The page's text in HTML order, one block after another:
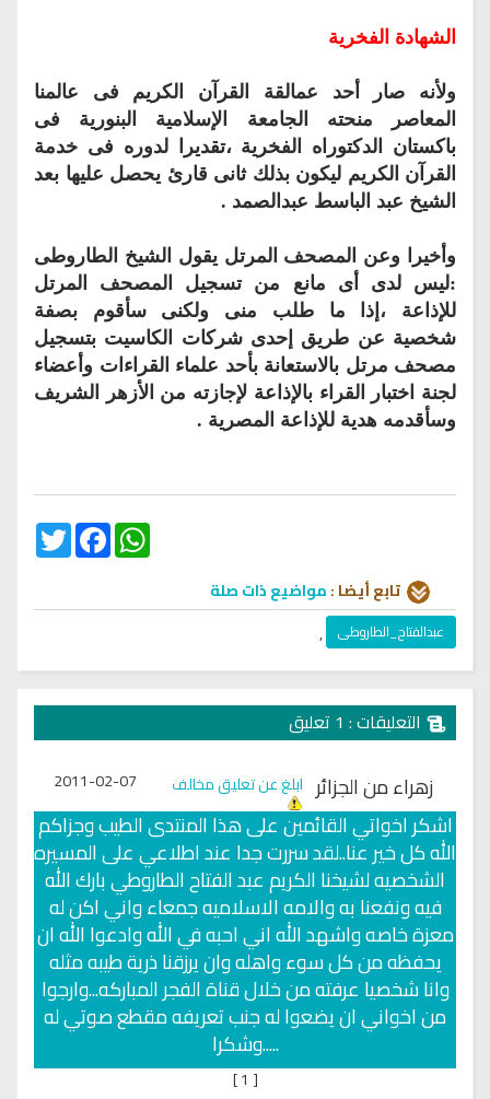
الشهادة الفخرية
ولأنه صار أحد عمالقة القرآن الكريم فى عالمنا
المعاصر منحته الجامعة الإسلامية البنورية فى
باكستان الدكتوراه الفخرية ،تقديرا لدوره فى خدمة
القرآن الكريم ليكون بذلك ثانى قارئ يحصل عليها بعد
الشيخ عبد الباسط عبدالصمد .
وأخيرا وعن المصحف المرتل يقول الشيخ الطاروطى
:ليس لدى أى مانع من تسجيل المصحف المرتل
للإذاعة ،إذا ما طلب منى ولكنى سأقوم بصفة
شخصية عن طريق إحدى شركات الكاسيت بتسجيل
مصحف مرتل بالاستعانة بأحد علماء القراءات وأعضاء
لجنة اختبار القراء بالإذاعة لإجازته من الأزهر الشريف
وسأقدمه هدية للإذاعة المصرية .
Twitter
FacebookWhatsApp
تابع أيضا :مواضيع ذات صلة
عبدالفتاح_الطاروطى ,
التعليقات : 1 تعليق
زهراء من الجزائر ابلغ عن تعليق مخالف 2011-02-07
اشكر اخواتي القائمين على هذا المنتدى الطيب وجزاكم
الله كل خير عنا..لقد سررت جدا عند اطلاعي على المسيره
الشخصيه لشيخنا الكريم عبد الفتاح الطاروطي بارك الله
فيه ونفعنا به والامه الاسلاميه جمعاء واني اكن له
معزة خاصه واشهد الله اني احبه في الله وادعوا الله ان
يحفظه من كل سوء واهله وان يرزقنا ذرية طيبه مثله
وانا شخصيا عرفته من خلال قناة الفجر المباركه...وارجوا
من اخواني ان يضعوا له جنب تعريفه مقطع صوتي له
.....وشكرا
[
]